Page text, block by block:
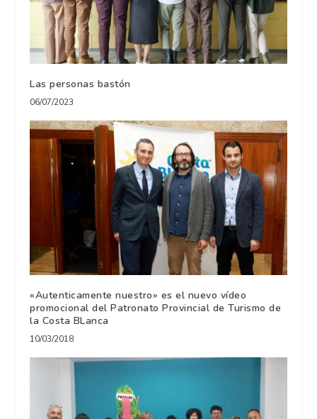
Las personas bastón
06/07/2023
«Autenticamente nuestro» es el nuevo vídeo
promocional del Patronato Provincial de Turismo de
la Costa BLanca
10/03/2018